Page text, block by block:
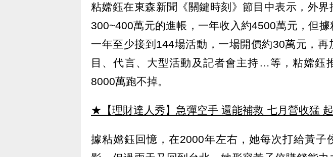
粘嫦鈺在東森新聞《關鍵時刻》節目中表示，外
300~400萬元的進帳，一年收入約4500萬元，但
一年至少接到144場活動，一場開價約30萬元，再
目、代言、大型活動及記者會主持…等，粘嫦鈺
8000萬跑不掉。
★【理財達人秀】急彈空手 還能補救 七月營收猛
據粘嫦鈺回憶，在2000年左右，她每次打給黃子